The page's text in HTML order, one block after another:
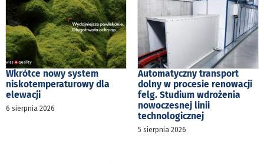
Wkrótce nowy system
niskotemperaturowy dla
elewacji
6 sierpnia 2026
Automatyczny transport
dolny w procesie renowacji
felg. Studium wdrożenia
nowoczesnej linii
technologicznej
5 sierpnia 2026